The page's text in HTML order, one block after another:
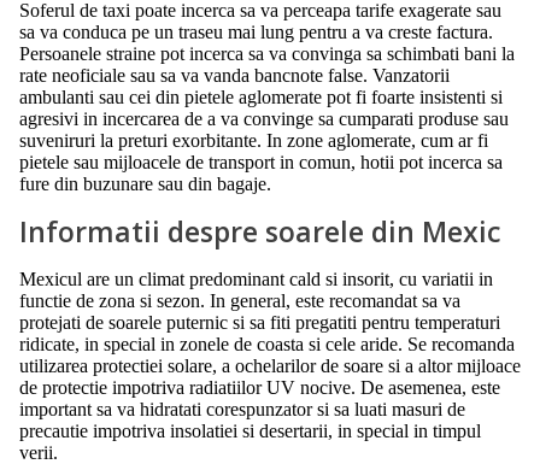
Soferul de taxi poate incerca sa va perceapa tarife exagerate sau
sa va conduca pe un traseu mai lung pentru a va creste factura.
Persoanele straine pot incerca sa va convinga sa schimbati bani la
rate neoficiale sau sa va vanda bancnote false. Vanzatorii
ambulanti sau cei din pietele aglomerate pot fi foarte insistenti si
agresivi in incercarea de a va convinge sa cumparati produse sau
suveniruri la preturi exorbitante. In zone aglomerate, cum ar fi
pietele sau mijloacele de transport in comun, hotii pot incerca sa
fure din buzunare sau din bagaje.
Informatii despre soarele din Mexic
Mexicul are un climat predominant cald si insorit, cu variatii in
functie de zona si sezon. In general, este recomandat sa va
protejati de soarele puternic si sa fiti pregatiti pentru temperaturi
ridicate, in special in zonele de coasta si cele aride. Se recomanda
utilizarea protectiei solare, a ochelarilor de soare si a altor mijloace
de protectie impotriva radiatiilor UV nocive. De asemenea, este
important sa va hidratati corespunzator si sa luati masuri de
precautie impotriva insolatiei si desertarii, in special in timpul
verii.